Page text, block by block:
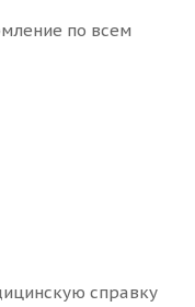
по всем
справку